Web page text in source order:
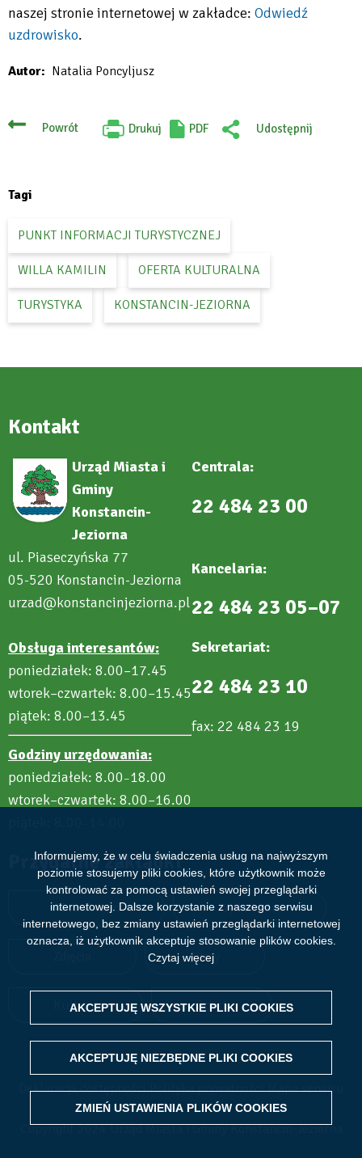
Informujemy, że w celu świadczenia usług na najwyższym
poziomie stosujemy pliki cookies, które użytkownik może
kontrolować za pomocą ustawień swojej przeglądarki
internetowej. Dalsze korzystanie z naszego serwisu
internetowego, bez zmiany ustawień przeglądarki internetowej
oznacza, iż użytkownik akceptuje stosowanie plików cookies.
Czytaj więcej
AKCEPTUJĘ WSZYSTKIE PLIKI COOKIES
AKCEPTUJĘ NIEZBĘDNE PLIKI COOKIES
WITHDRAW CONSENT
ZMIEŃ USTAWIENIA PLIKÓW COOKIES
naszej stronie internetowej w zakładce: Odwiedź
uzdrowisko
open
new
.
Autor Natalia Poncyljusz
Powrót Drukuj
Will
PDF
Udostępnij
Tagi
PUNKT INFORMACJI TURYSTYCZNEJ
WILLA KAMILIN OFERTA KULTURALNA
TURYSTYKA KONSTANCIN-JEZIORNA
Kontakt
Urząd Miasta i
Gminy
Konstancin-
Jeziorna
ul. Piaseczyńska 77
05-520 Konstancin-Jeziorna
urzad@konstancinjeziorna.pl
Obsługa interesantów:
poniedziałek: 8.00–17.45
wtorek–czwartek: 8.00–15.45
piątek: 8.00–13.45
Godziny urzędowania:
poniedziałek: 8.00–18.00
wtorek–czwartek: 8.00–16.00
Centrala:
22 484 23 00
Kancelaria:
22 484 23 05–07
Sekretariat:
22 484 23 10
fax: 22 484 23 19
Przydatne zakładki
Aktualności Wydarzenia
Filmy
Kultura Sport
Copyright 2024 Urząd Miasta i Gminy Konstancin-Jeziorna
Deklaracja dostępności Polityka prywatności Mapa serwisu